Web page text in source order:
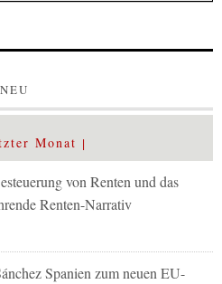
NEU
Monat
von Renten und das
Renten-Narrativ
Spanien zum neuen EU-